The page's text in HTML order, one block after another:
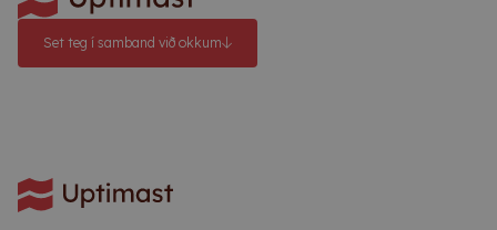
Set teg í samband við okkum